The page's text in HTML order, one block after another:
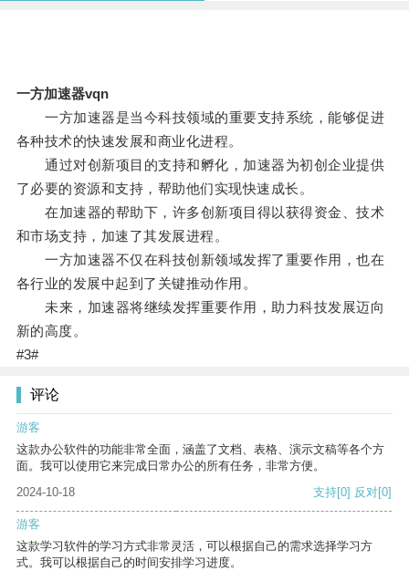
一方加速器vqn
一方加速器是当今科技领域的重要支持系统，能够促进
各种技术的快速发展和商业化进程。
通过对创新项目的支持和孵化，加速器为初创企业提供
了必要的资源和支持，帮助他们实现快速成长。
在加速器的帮助下，许多创新项目得以获得资金、技术
和市场支持，加速了其发展进程。
一方加速器不仅在科技创新领域发挥了重要作用，也在
各行业的发展中起到了关键推动作用。
未来，加速器将继续发挥重要作用，助力科技发展迈向
新的高度。
#3#
评论
游客
这款办公软件的功能非常全面，涵盖了文档、表格、演示文稿等各个方
面。我可以使用它来完成日常办公的所有任务，非常方便。
2024-10-18
支持[0] 反对[0]
游客
这款学习软件的学习方式非常灵活，可以根据自己的需求选择学习方
式。我可以根据自己的时间安排学习进度。